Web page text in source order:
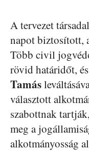
A tervezet
napot biztosított,
Több civil
rövid határidőt,
Tamás
választott
szabottnak
meg a
alkotmányosság